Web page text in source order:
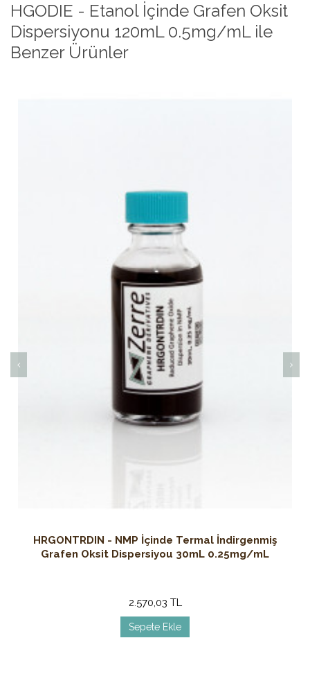
HGODIE - Etanol İçinde Grafen Oksit
Dispersiyonu 120mL 0.5mg/mL ile
Benzer Ürünler
HRGONTRDIN - NMP İçinde Termal İndirgenmiş
Grafen Oksit Dispersiyou 30mL 0.25mg/mL
2.570,03 TL
Sepete Ekle